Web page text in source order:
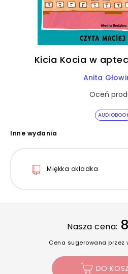
Kicia Kocia w
Anita
Oceń
Inne wydania
Miękka okładka
Nasza cena:
Cena sugerowana przez
DO